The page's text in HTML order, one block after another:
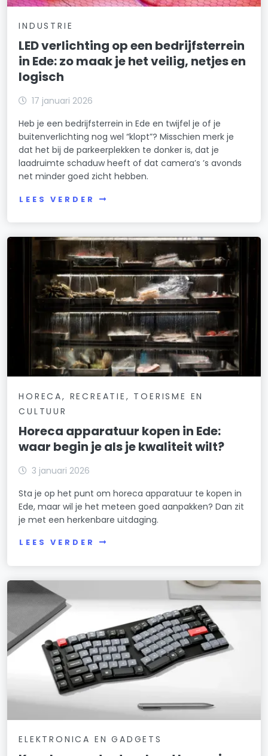
INDUSTRIE
LED verlichting op een bedrijfsterrein
in Ede: zo maak je het veilig, netjes en
logisch
17 januari 2026
Heb je een bedrijfsterrein in Ede en twijfel je of je
buitenverlichting nog wel “klopt”? Misschien merk je
dat het bij de parkeerplekken te donker is, dat je
laadruimte schaduw heeft of dat camera’s ’s avonds
net minder goed zicht hebben.
LEES VERDER
HORECA, RECREATIE, TOERISME EN
CULTUUR
Horeca apparatuur kopen in Ede:
waar begin je als je kwaliteit wilt?
3 januari 2026
Sta je op het punt om horeca apparatuur te kopen in
Ede, maar wil je het meteen goed aanpakken? Dan zit
je met een herkenbare uitdaging.
LEES VERDER
ELEKTRONICA EN GADGETS